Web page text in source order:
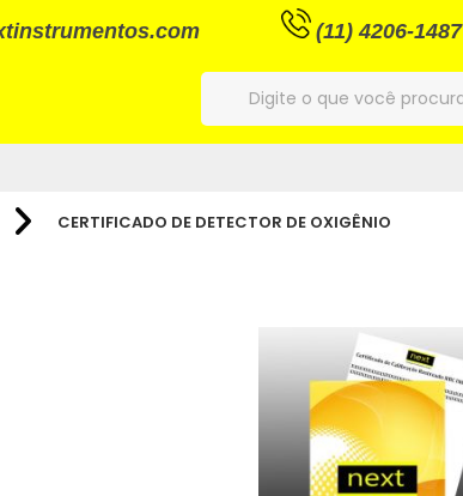
(11) 4206-1487
CERTIFICADO DE DETECTOR DE OXIGÊNIO